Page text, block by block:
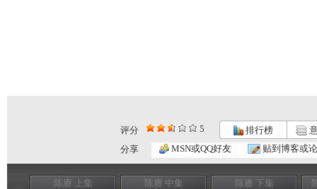
评分 5 排行榜
分享
MSN或QQ好友 贴到博客或
陈赓 上集 陈赓 中集 陈赓 下集